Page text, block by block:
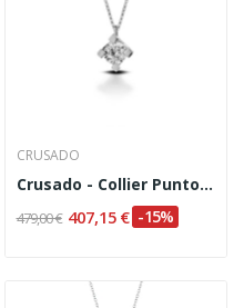
CRUSADO
Crusado - Collier Punto Luce Ct.0,07
479,00 € 407,15 € -15%